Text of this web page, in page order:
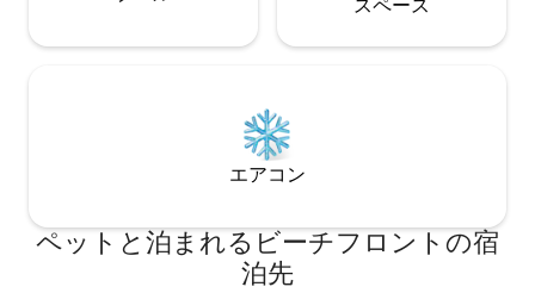
グ・トラムでアデレードCBDに直接行く
します。アデレードメトロバスは、通り
の端にあるモーゼリーストリートの停留
所から出発します。 アデレードCBDまで
約11.5km、空港までわずか9kmです。 グ
すが、前岸に沿って素晴らしい散歩道と
自転車道もあります。 少し冒険が好きな
方は、北に向かって乗り、ヘンリービー
ス⁠ペ⁠ー⁠ス
エアコン
ペットと泊まれるビーチフロントの宿
泊先